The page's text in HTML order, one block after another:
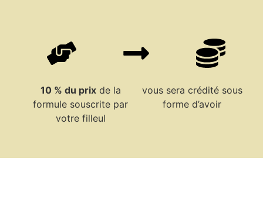
10 % du prixde la
formule souscrite par
votre filleul
vous sera crédité sous
forme d’avoir